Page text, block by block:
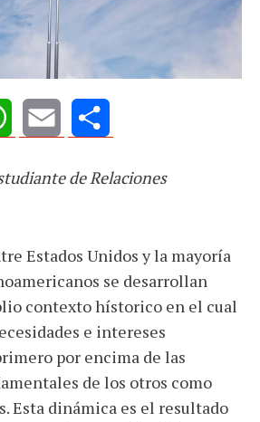
de Relaciones
Estados Unidos y la mayoría
se desarrollan
contexto hístorico en el cual
e intereses
por encima de las
de los otros como
Esta dinámica es el resultado